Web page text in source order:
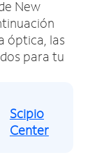
New
óptica, las
para tu
Scipio
Center